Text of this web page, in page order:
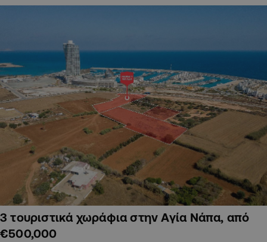
3 τουριστικά χωράφια στην Αγία Νάπα, από
€500,000